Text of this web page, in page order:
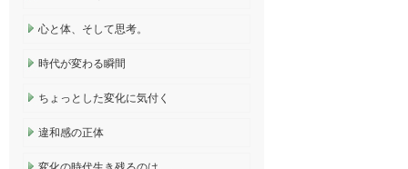
心と体、そして思考。
時代が変わる瞬間
ちょっとした変化に気付く
違和感の正体